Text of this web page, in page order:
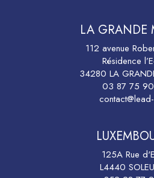
LA GRANDE
112 avenue
Résidence
34280 LA
03 87 75
125A Rue
L4440